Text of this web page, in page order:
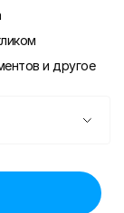
и другое